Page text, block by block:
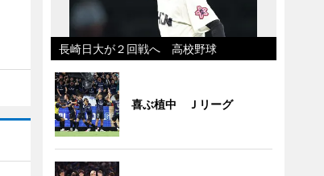
長崎日大が２回戦へ 高校野球
喜ぶ植中 Ｊリーグ